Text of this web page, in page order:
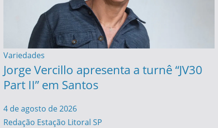
Variedades
Jorge Vercillo apresenta a turnê “JV30
Part II” em Santos
4 de agosto de 2026
Redação Estação Litoral SP